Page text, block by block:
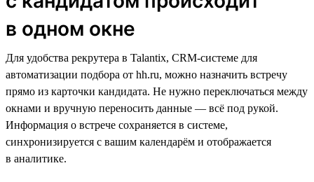
в одном окне
Для удобства рекрутера в Talantix, CRM-cистеме для
автоматизации подбора от hh.ru, можно назначить встречу
прямо из карточки кандидата. Не нужно переключаться между
окнами и вручную переносить данные — всё под рукой.
Информация о встрече сохраняется в системе,
синхронизируется с вашим календарём и отображается
в аналитике.